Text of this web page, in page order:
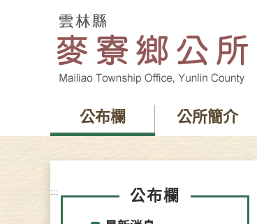
公布欄 公所簡介
::: 公布欄